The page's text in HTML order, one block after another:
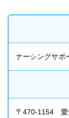
ナーシングサポ
〒470-1154 愛